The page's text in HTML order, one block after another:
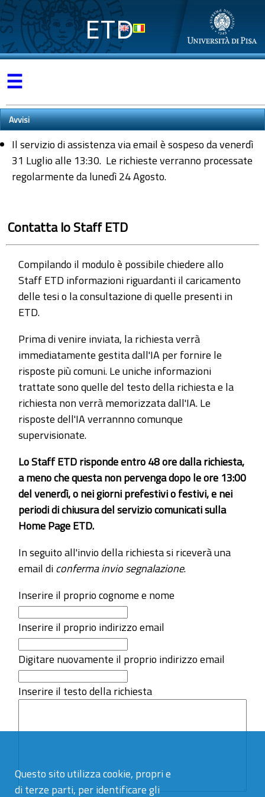
Questo sito utilizza cookie, propri e
di terze parti, per identificare gli
ETD
☰
Avvisi
Il servizio di assistenza via email è sospeso da venerdì
31 Luglio alle 13:30. Le richieste verranno processate
regolarmente da lunedì 24 Agosto.
Contatta lo Staff ETD
Compilando il modulo è possibile chiedere allo
Staff ETD informazioni riguardanti il caricamento
delle tesi o la consultazione di quelle presenti in
ETD.
Prima di venire inviata, la richiesta verrà
immediatamente gestita dall'IA per fornire le
risposte più comuni. Le uniche informazioni
trattate sono quelle del testo della richiesta e la
richiesta non verrà memorizzata dall'IA. Le
risposte dell'IA verrannno comunque
supervisionate.
Lo Staff ETD risponde entro 48 ore dalla richiesta,
a meno che questa non pervenga dopo le ore 13:00
del venerdì, o nei giorni prefestivi o festivi, e nei
periodi di chiusura del servizio comunicati sulla
Home Page ETD.
In seguito all'invio della richiesta si riceverà una
email diconferma invio segnalazione.
Inserire il proprio cognome e nome
Inserire il proprio indirizzo email
Digitare nuovamente il proprio indirizzo email
Inserire il testo della richiesta